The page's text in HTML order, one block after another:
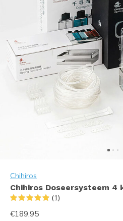
Chihiros
Chihiros Doseersysteem 4
(1)
€189,95